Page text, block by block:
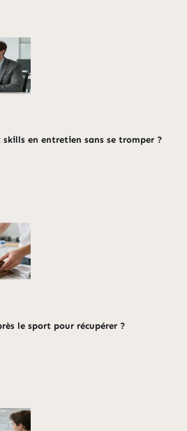
en entretien sans se tromper ?
le sport pour récupérer ?